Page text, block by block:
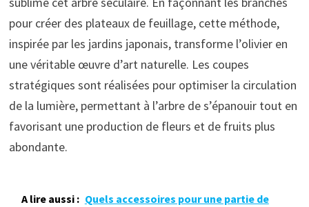
pour créer des plateaux de feuillage, cette méthode,
inspirée par les jardins japonais, transforme l’olivier en
une véritable œuvre d’art naturelle. Les coupes
stratégiques sont réalisées pour optimiser la circulation
de la lumière, permettant à l’arbre de s’épanouir tout en
favorisant une production de fleurs et de fruits plus
abondante.
A lire aussi : Quels accessoires pour une partie de